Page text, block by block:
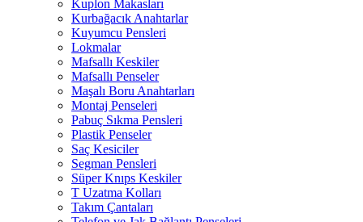
Kuplon Makasları
Kurbağacık Anahtarlar
Kuyumcu Pensleri
Lokmalar
Mafsallı Keskiler
Mafsallı Penseler
Maşalı Boru Anahtarları
Montaj Penseleri
Pabuç Sıkma Pensleri
Plastik Penseler
Saç Kesiciler
Segman Pensleri
Süper Knıps Keskiler
T Uzatma Kolları
Takım Çantaları